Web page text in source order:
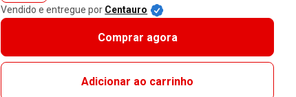
Vendido e entregue por Centauro
Comprar agora
Adicionar ao carrinho